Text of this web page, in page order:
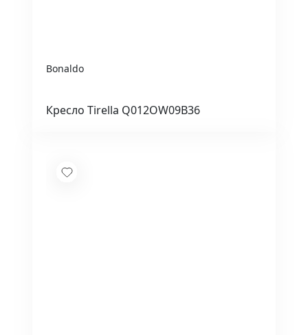
Bonaldo
Кресло Tirella Q012OW09B36